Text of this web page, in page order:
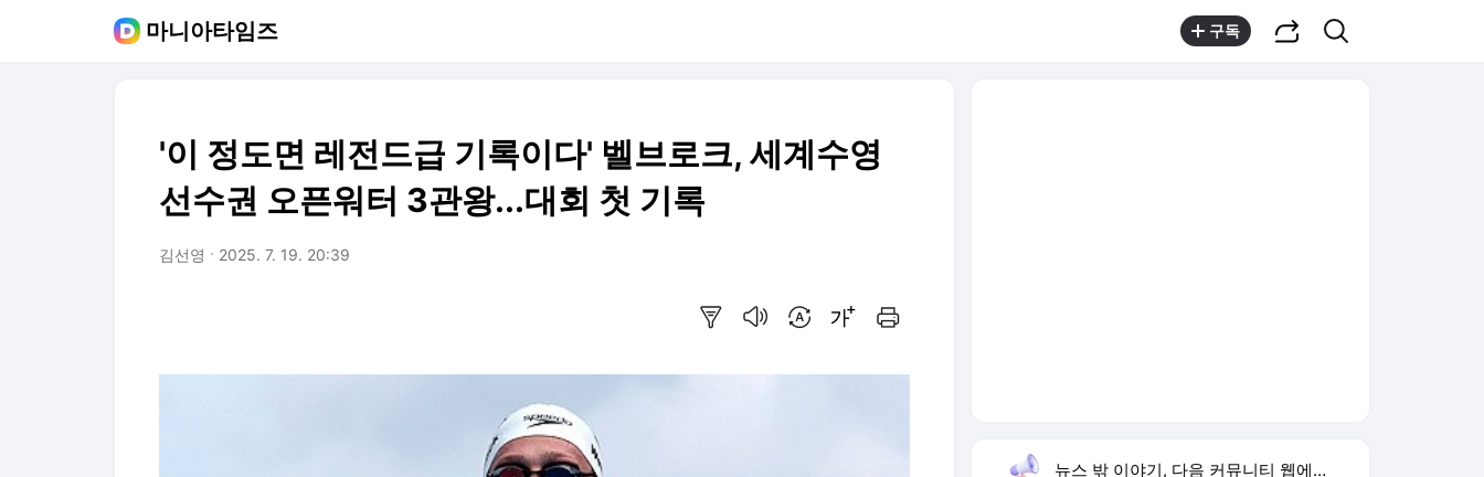
마니아타임즈 구독
'이 정도면 레전드급 기록이다' 벨브로크, 세계수영
선수권 오픈워터 3관왕...대회 첫 기록
김선영 2025. 7. 19. 20:39
뉴스 밖 이야기, 다음 커뮤니티 웹에서 보기